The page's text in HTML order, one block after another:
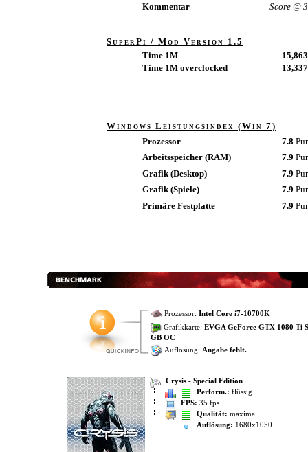
Kommentar Score @
SuperPi / Mod Version 1.5
Time 1M
Time 1M overclocked
Windows Leistungsindex (Win 7)
Prozessor
7.8
Arbeitsspeicher (RAM)
7.9
Grafik (Desktop)
7.9
Grafik (Spiele)
7.9
Primäre Festplatte
7.9
Prozessor: Intel Core i7-10700K
Grafikkarte: EVGA GeForce GTX 1080 Ti
GB OC
Auflösung: Angabe fehlt.
Crysis - Special Edition
Perform.: flüssig
FPS: 35 fps
Qualität: maximal
Auflösung: 1680x1050